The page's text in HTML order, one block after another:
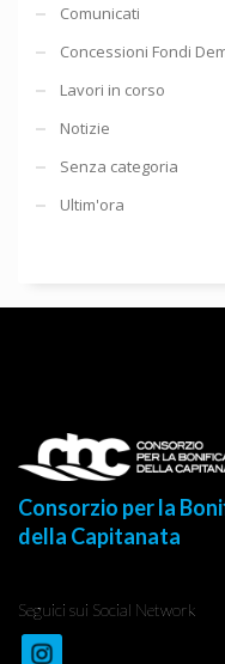
Comunicati
Concessioni Fondi
Lavori in corso
Notizie
Senza categoria
Ultim'ora
Consorzio per la
della Capitanata
Seguici sui Social Network